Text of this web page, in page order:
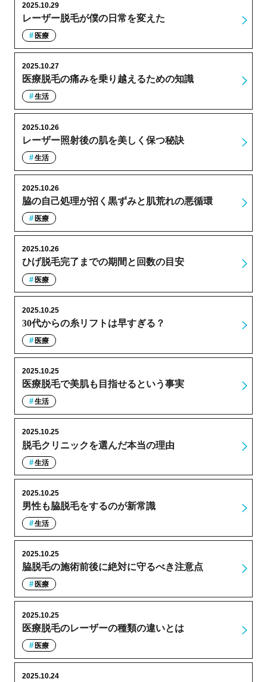
レーザー脱毛が僕の日常を変えた
2025.10.29
医療
医療脱毛の痛みを乗り越えるための知識
2025.10.27
生活
レーザー照射後の肌を美しく保つ秘訣
2025.10.26
生活
脇の自己処理が招く黒ずみと肌荒れの悪循環
2025.10.26
医療
ひげ脱毛完了までの期間と回数の目安
2025.10.26
医療
30代からの糸リフトは早すぎる？
2025.10.25
医療
医療脱毛で美肌も目指せるという事実
2025.10.25
生活
脱毛クリニックを選んだ本当の理由
2025.10.25
生活
男性も脇脱毛をするのが新常識
2025.10.25
生活
脇脱毛の施術前後に絶対に守るべき注意点
2025.10.25
医療
医療脱毛のレーザーの種類の違いとは
2025.10.25
医療
2025.10.24